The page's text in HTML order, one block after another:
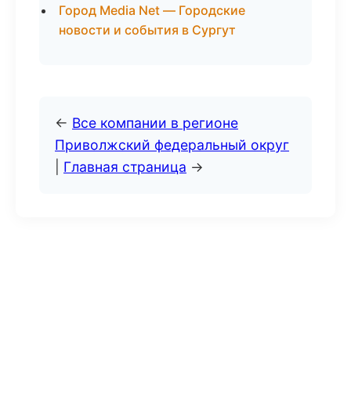
Город Media Net — Городские
новости и события в Сургут
← Все компании в регионе
Приволжский федеральный округ
Главная страница →